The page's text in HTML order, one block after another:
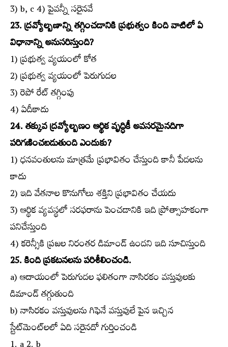
3) b, c 4) పైవన్నీ సరైనవే
23. ద్రవ్యోల్బణాన్ని తగ్గించడానికి ప్రభుత్వం కింది వాటిలో ఏ
విధానాన్ని అనుసరిస్తుంది?
1) ప్రభుత్వ వ్యయంలో కోత
2) ప్రభుత్వ వ్యయంలో పెరుగుదల
3) రెపో రేట్‌ తగ్గింపు
4) ఏదీకాదు
24. తక్కువ ద్రవ్యోల్బణం ఆర్థిక వృద్ధికీ అవసరమైనదిగా
పరిగణించబడుతుంది ఎందుకు?
1) ధనవంతులను మాత్రమే ప్రభావితం చేస్తుంది కానీ పేదలను
కాదు
2) ఇది వేతనాల కొనుగోలు శక్తిని ప్రభావితం చేయదు
3) ఆర్థిక వ్యవస్థలో సరఫరాను పెంచడానికి ఇది ప్రోత్సాహకంగా
పనిచేస్తుంది
4) కరెన్సీకి ప్రజల నిరంతర డిమాండ్‌ ఉందని ఇది సూచిస్తుంది
25. కింది ప్రకటనలను పరిశీలించండి.
a) ఆదాయంలో పెరుగుదల ఫలితంగా నాసిరకం వస్తువులకు
డిమాండ్‌ తగ్గుతుంది
b) నాసిరకం వస్తువులను గిఫెనే వస్తువులే పైన ఇచ్చిన
స్టేట్‌మెంట్‌లలో ఏది సరైనదో గుర్తించండి